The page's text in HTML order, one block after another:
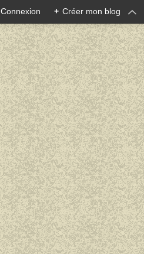
Connexion + Créer mon blog